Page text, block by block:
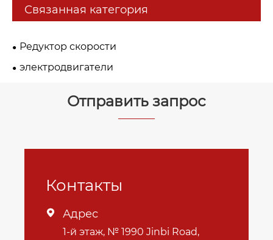
Связанная категория
Редуктор скорости
электродвигатели
Отправить запрос
Контакты
 Адрес
1-й этаж, № 1990 Jinbi Road,